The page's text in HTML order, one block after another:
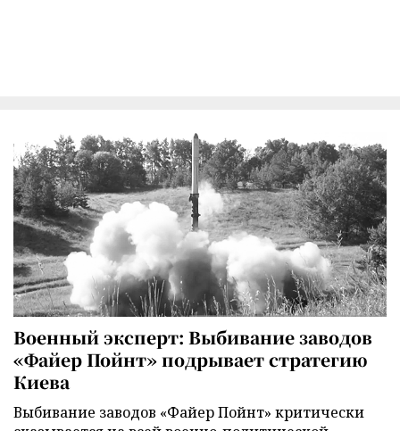
Военный эксперт: Выбивание заводов
«Файер Пойнт» подрывает стратегию
Киева
Выбивание заводов «Файер Пойнт» критически